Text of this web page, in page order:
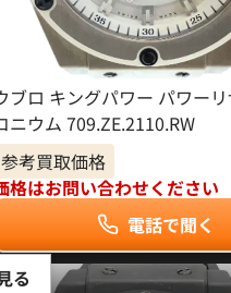
ブロ キングパワー パワー
ニウム 709.ZE.2110.RW
参考買取価格
格はお問い合わせください
電話で聞く
る